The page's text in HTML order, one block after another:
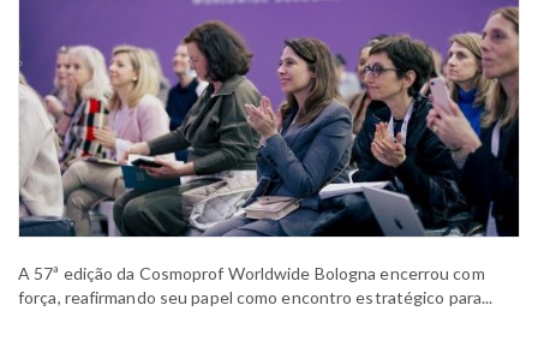
A 57ª edição da Cosmoprof Worldwide Bologna encerrou com
força, reafirmando seu papel como encontro estratégico para...